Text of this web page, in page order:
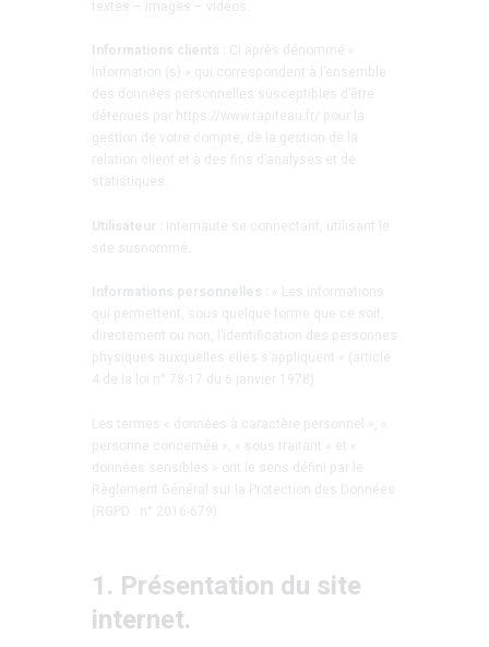
textes – images – vidéos.
Informations clients :
Ci après dénommé «
Information (s) » qui correspondent à l’ensemble
des données personnelles susceptibles d’être
détenues par https://www.rapiteau.fr/ pour la
gestion de votre compte, de la gestion de la
relation client et à des fins d’analyses et de
statistiques.
Utilisateur :
Internaute se connectant, utilisant le
site susnommé.
Informations personnelles :
« Les informations
qui permettent, sous quelque forme que ce soit,
directement ou non, l’identification des personnes
physiques auxquelles elles s’appliquent » (article
4 de la loi n° 78-17 du 6 janvier 1978).
Les termes « données à caractère personnel », «
personne concernée », « sous traitant » et «
données sensibles » ont le sens défini par le
Règlement Général sur la Protection des Données
(RGPD : n° 2016-679)
1. Présentation du site
internet.